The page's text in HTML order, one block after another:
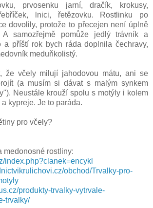
prvosenku jarní, dračík, krokusy,
lnici, řetězovku. Rostlinku po
dovolily, protože to přecejen není úplně
A samozřejmě pomůže jedlý trávník a
a příští rok bych ráda doplnila čechravy,
meduňkolistý.
že včely milují jahodovou mátu, ani se
(a musím si dávat s malým synkem
Neustále krouží spolu s motýly i kolem
kypreje. Je to paráda.
pro včely?
medonosné rostliny:
index.php?clanek=encykl
obchod/Trvalky-pro-
produkty-trvalky-vytrvale-
trvalky/